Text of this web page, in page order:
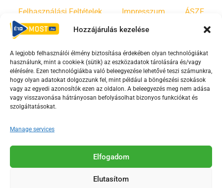
Hozzájárulás kezelése
A legjobb felhasználói élmény biztosítása érdekében olyan technológiákat
használunk, mint a cookie-k (sütik) az eszközadatok tárolására és/vagy
elérésére. Ezen technológiákba való beleegyezése lehetővé teszi számunkra,
hogy olyan adatokat dolgozzunk fel, mint például a böngészési szokások
vagy az egyedi azonosítók ezen az oldalon. A beleegyezés meg nem adása
vagy visszavonása hátrányosan befolyásolhat bizonyos funkciókat és
szolgáltatásokat.
Manage services
Elfogadom
Elutasítom
Felhasználási Feltételek Impresszum ÁSZF
Irányelvek Moderálási szabályzat
F
a
c
e
o
o
-
Y
o
u
t
b
e
s
T
i
k
Az Érd Média médiaszolgáltatási tevékenységét a
Médiatanács a Magyar Média Mecenatúra program